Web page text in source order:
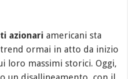
azionari americani sta
ormai in atto da inizio
loro massimi storici. Oggi,